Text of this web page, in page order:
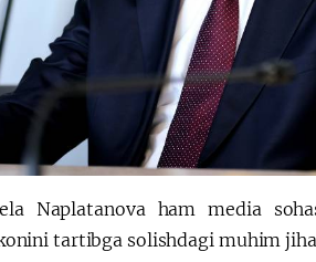
Naplatanova ham media
tartibga solishdagi muhim